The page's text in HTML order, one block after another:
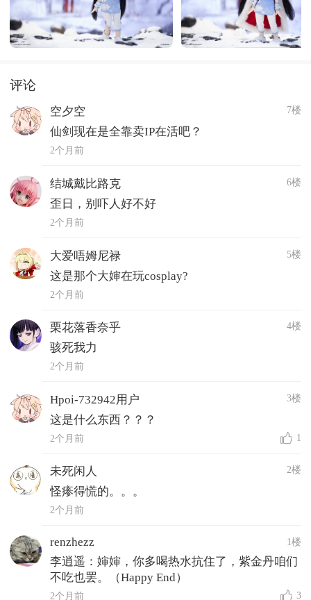
评论
空夕空 7楼
仙剑现在是全靠卖IP在活吧？
2个月前
结城戴比路克 6楼
歪日，别吓人好不好
2个月前
大爱唔姆尼禄 5楼
这是那个大婶在玩cosplay?
2个月前
栗花落香奈乎 4楼
骇死我力
2个月前
Hpoi-732942用户 3楼
这是什么东西？？？
2个月前 1
未死闲人 2楼
怪瘆得慌的。。。
2个月前
renzhezz 1楼
李逍遥：婶婶，你多喝热水抗住了，紫金丹咱们
不吃也罢。（Happy End）
2个月前 3